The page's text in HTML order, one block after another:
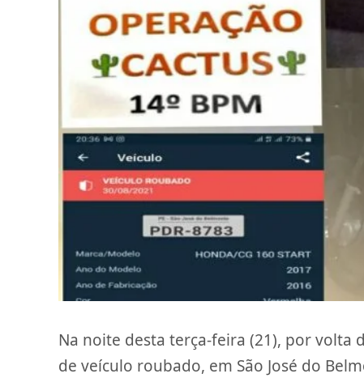
Na noite desta terça-feira (21), por volta
de veículo roubado, em São José do